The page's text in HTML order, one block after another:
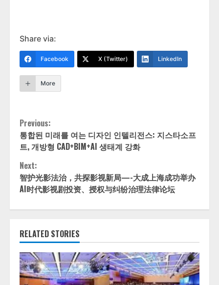
Share via:
Facebook X (Twitter) LinkedIn
More
Continue
Reading
Previous:
통합된 미래를 여는 디자인 인텔리전스: 지스타소프
트, 개방형 CAD+BIM+AI 생태계 강화
Next:
智护光影法治，共探影视新局—-大成上海成功举办
AI时代影视剧投资、授权与纠纷治理法律论坛
RELATED STORIES